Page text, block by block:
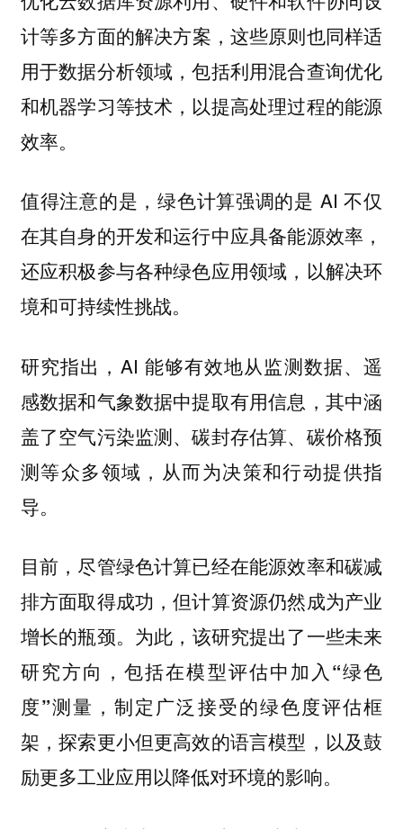
计等多方面的解决方案，这些原则也同样适
用于数据分析领域，包括利用混合查询优化
和机器学习等技术，以提高处理过程的能源
效率。
值得注意的是，绿色计算强调的是 AI 不仅
在其自身的开发和运行中应具备能源效率，
还应积极参与各种绿色应用领域，以解决环
境和可持续性挑战。
研究指出，AI 能够有效地从监测数据、遥
感数据和气象数据中提取有用信息，其中涵
盖了空气污染监测、碳封存估算、碳价格预
测等众多领域，从而为决策和行动提供指
导。
目前，尽管绿色计算已经在能源效率和碳减
排方面取得成功，但计算资源仍然成为产业
增长的瓶颈。 为此，该研究提出了一些未来
研究方向，包括在模型评估中加入“绿色
度”测量，制定广泛接受的绿色度评估框
架，探索更小但更高效的语言模型，以及鼓
励更多工业应用以降低对环境的影响。